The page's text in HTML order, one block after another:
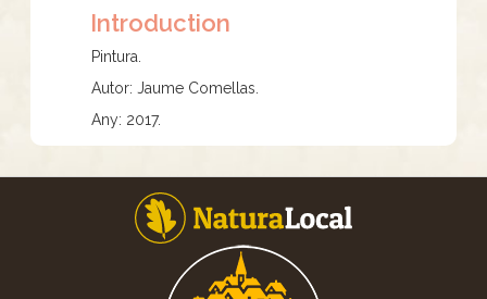
Introduction
Pintura.
Autor: Jaume Comellas.
Any: 2017.